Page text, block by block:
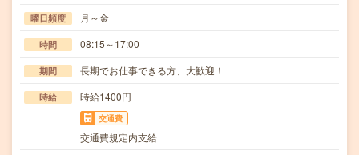
曜日頻度 月～金
時間 08:15～17:00
期間 長期でお仕事できる方、大歓迎！
時給 時給1400円
交通費
交通費規定内支給